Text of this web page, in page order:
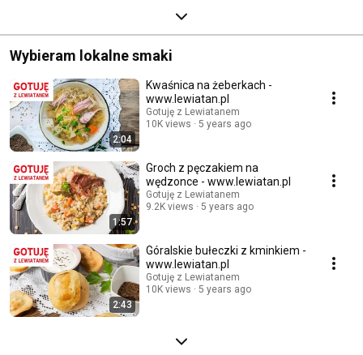
Wybieram lokalne smaki
2:04
Kwaśnica na żeberkach -
www.lewiatan.pl
Gotuję z Lewiatanem
10K views
5 years ago
1:57
Groch z pęczakiem na
wędzonce - www.lewiatan.pl
Gotuję z Lewiatanem
9.2K views
5 years ago
2:43
Góralskie bułeczki z kminkiem -
www.lewiatan.pl
Gotuję z Lewiatanem
10K views
5 years ago